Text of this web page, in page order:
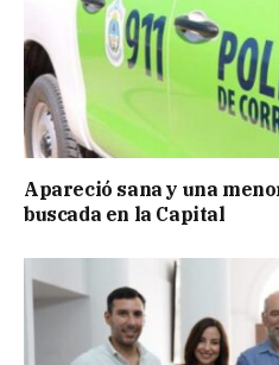
Apareció sana y una
buscada en la Capital